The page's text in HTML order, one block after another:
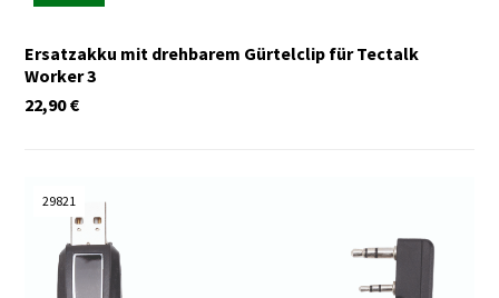
Ersatzakku mit drehbarem Gürtelclip für Tectalk
Worker 3
€
22,90
29821